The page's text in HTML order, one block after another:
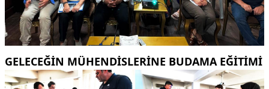
GELECEĞİN MÜHENDİSLERİNE BUDAMA EĞİTİMİ